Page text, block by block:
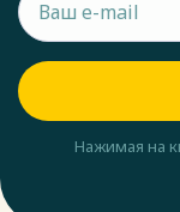
Нажимая на